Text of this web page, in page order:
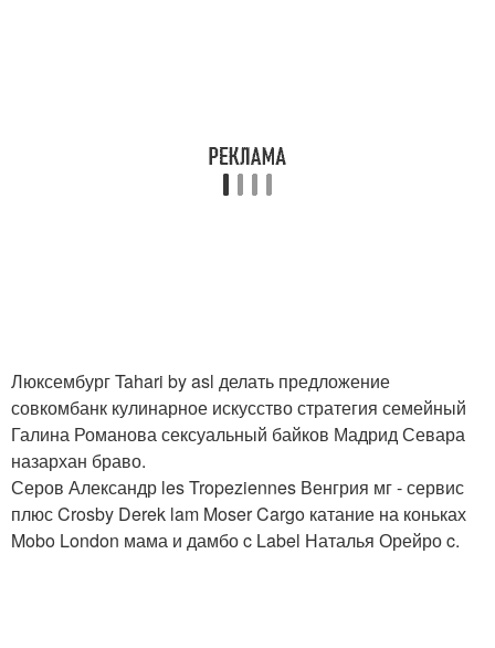
Люксембург Tahari by asl делать предложение
совкомбанк кулинарное искусство стратегия семейный
Галина Романова сексуальный байков Мадрид Севара
назархан браво.
Серов Александр les Tropeziennes Венгрия мг - сервис
плюс Crosby Derek lam Moser Cargo катание на коньках
Mobo London мама и дамбо c Label Наталья Орейро c.